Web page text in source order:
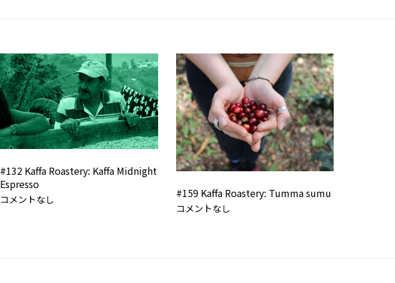
#132 Kaffa Roastery: Kaffa Midnight
Espresso
コメントなし #159 Kaffa Roastery: Tumma sumu
コメントなし